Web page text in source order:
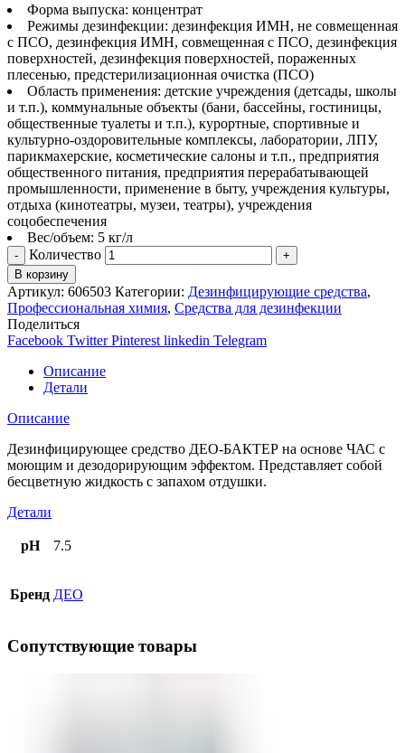
Форма выпуска: концентрат
Режимы дезинфекции: дезинфекция ИМН, не совмещенная
с ПСО, дезинфекция ИМН, совмещенная с ПСО, дезинфекция
поверхностей, дезинфекция поверхностей, пораженных
плесенью, предстерилизационная очистка (ПСО)
Область применения: детские учреждения (детсады, школы
и т.п.), коммунальные объекты (бани, бассейны, гостиницы,
общественные туалеты и т.п.), курортные, спортивные и
культурно-оздоровительные комплексы, лаборатории, ЛПУ,
парикмахерские, косметические салоны и т.п., предприятия
общественного питания, предприятия перерабатывающей
промышленности, применение в быту, учреждения культуры,
отдыха (кинотеатры, музеи, театры), учреждения
соцобеспечения
Вес/объем: 5 кг/л
Количество
В корзину
Артикул: 606503 Категории: Дезинфицирующие средства,
Профессиональная химия, Средства для дезинфекции
Поделиться
Facebook Twitter Pinterest linkedin Telegram
Описание
Детали
Описание
Дезинфицирующее средство ДЕО-БАКТЕР на основе ЧАС с
моющим и дезодорирующим эффектом. Представляет собой
бесцветную жидкость с запахом отдушки.
Детали
pH 7.5
Бренд ДЕО
Сопутствующие товары